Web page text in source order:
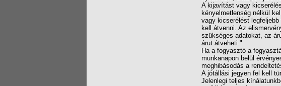
A kijavítást vagy
kényelmetlenség nélkül
vagy kicserélést
kell átvenni. Az
szükséges adatokat, az
árut átveheti."
Ha a fogyasztó a
munkanapon belül
meghibásodás a
A jótállási jegyen fel kell
Jelenlegi teljes